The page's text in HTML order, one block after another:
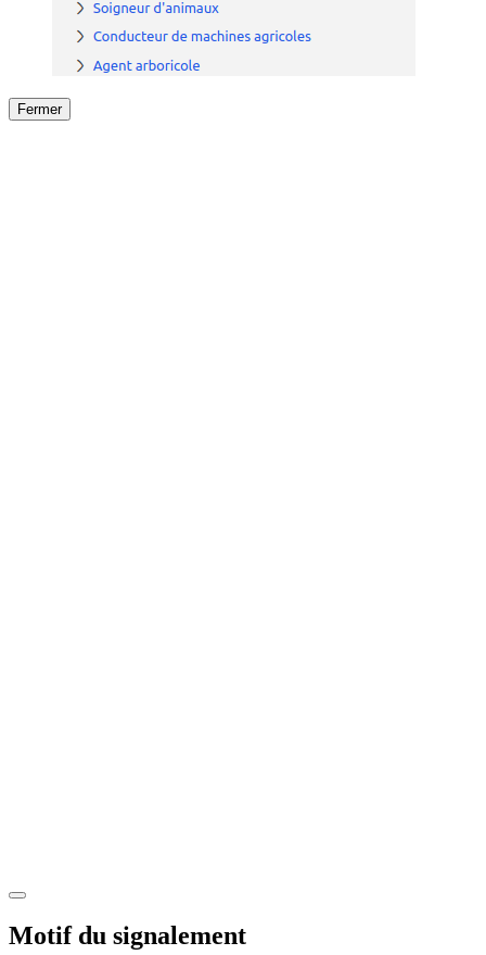
Fermer
Motif du signalement